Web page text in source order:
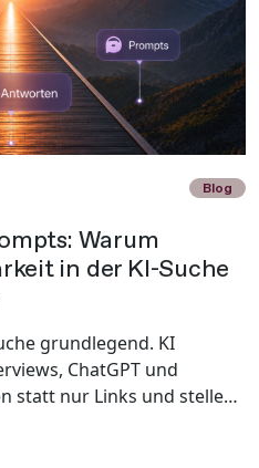
Blog
Warum
in der KI-Suche
grundlegend. KI
ChatGPT und
statt nur Links und stellen
ausreicht und wie